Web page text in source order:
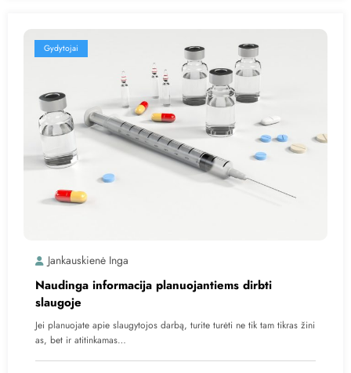
Gydytojai
Jankauskienė Inga
Naudinga informacija planuojantiems dirbti
slaugoje
Jei planuojate apie slaugytojos darbą, turite turėti ne tik tam tikras žini
as, bet ir atitinkamas…